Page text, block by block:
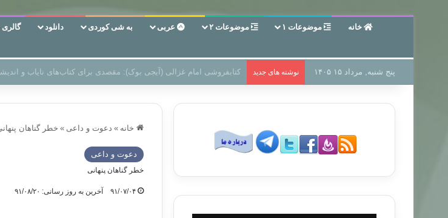
خانه موضوعات ۱ موضوعات ۲ عربی به شی کوردی دانلود گالری
پنج شنبه, مرداد ۱۵ ۱۴۰۵ نوشته های جدید سر دفتر فساد در زمین‌، دوری وکناره‌گیری از راه خداست‌!
خانه » دعوت و داعی » خطر گناهان
دعوت و داعی
خطر گناهان پنهانی
۹۱/۰۷/۰۴ آخرین به روز رسانی: ۹۱/۰۸/۲۰